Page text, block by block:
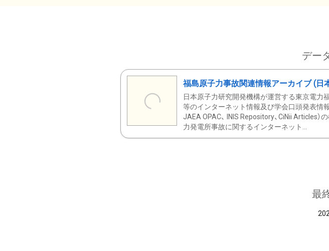
デー
福島原子力事故関連情報アーカイブ (日
日本原子力研究開発機構が運営する東京電力
等のインターネット情報及び学会口頭発表情報
JAEA OPAC、 INIS Repository、CiNii Articles
力発電所事故に関するインターネット...
最